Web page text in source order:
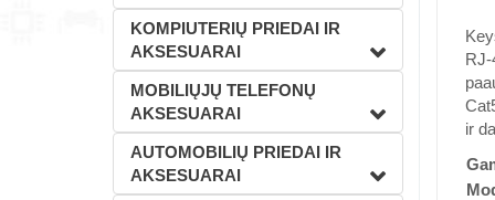
KOMPIUTERIŲ PRIEDAI IR
AKSESUARAI
MOBILIŲJŲ TELEFONŲ
AKSESUARAI
AUTOMOBILIŲ PRIEDAI IR
AKSESUARAI
RJ-
ir